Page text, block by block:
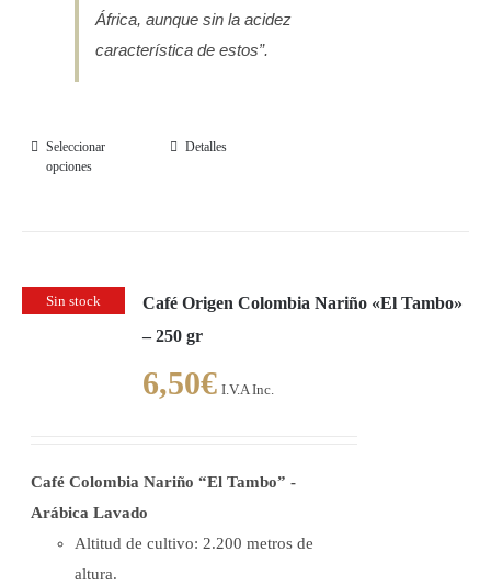
África, aunque sin la acidez
característica de estos”.
Seleccionar
opciones
Este
Las
opciones
pueden
la
de
Detalles
Sin stock
Café Origen Colombia Nariño «El Tambo»
– 250 gr
6,50€ I.V.A Inc.
Café Colombia Nariño “El Tambo” -
Arábica Lavado
Altitud de cultivo: 2.200 metros de
altura.